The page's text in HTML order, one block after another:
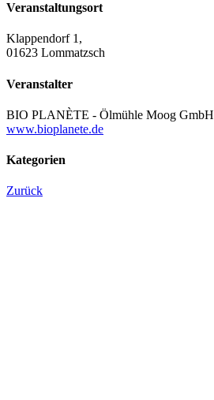
Veranstaltungsort
Klappendorf 1,
01623 Lommatzsch
Veranstalter
BIO PLANÈTE - Ölmühle Moog GmbH
www.bioplanete.de
Kategorien
Zurück